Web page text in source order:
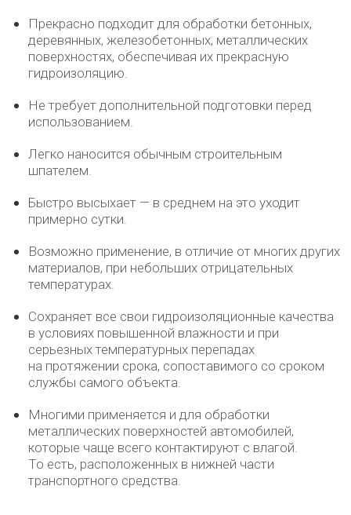
Прекрасно подходит для обработки бетонных,
деревянных, железобетонных, металлических
поверхностях, обеспечивая их прекрасную
гидроизоляцию.
Не требует дополнительной подготовки перед
использованием.
Легко наносится обычным строительным
шпателем.
Быстро высыхает — в среднем на это уходит
примерно сутки.
Возможно применение, в отличие от многих других
материалов, при небольших отрицательных
температурах.
Сохраняет все свои гидроизоляционные качества
в условиях повышенной влажности и при
серьезных температурных перепадах
на протяжении срока, сопоставимого со сроком
службы самого объекта.
Многими применяется и для обработки
металлических поверхностей автомобилей,
которые чаще всего контактируют с влагой.
То есть, расположенных в нижней части
транспортного средства.